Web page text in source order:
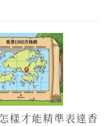
樣才能精準表達香